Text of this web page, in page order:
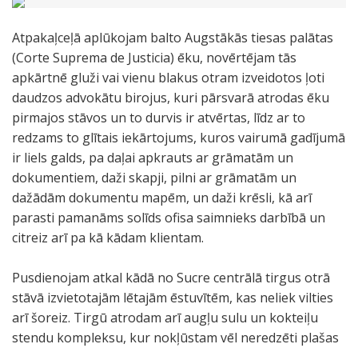
Atpakaļceļā aplūkojam balto Augstākās tiesas palātas
(Corte Suprema de Justicia) ēku, novērtējam tās
apkārtnē gluži vai vienu blakus otram izveidotos ļoti
daudzos advokātu birojus, kuri pārsvarā atrodas ēku
pirmajos stāvos un to durvis ir atvērtas, līdz ar to
redzams to glītais iekārtojums, kuros vairumā gadījumā
ir liels galds, pa daļai apkrauts ar grāmatām un
dokumentiem, daži skapji, pilni ar grāmatām un
dažādām dokumentu mapēm, un daži krēsli, kā arī
parasti pamanāms solīds ofisa saimnieks darbībā un
citreiz arī pa kā kādam klientam.
Pusdienojam atkal kādā no Sucre centrālā tirgus otrā
stāvā izvietotajām lētajām ēstuvītēm, kas neliek vilties
arī šoreiz. Tirgū atrodam arī augļu sulu un kokteiļu
stendu kompleksu, kur nokļūstam vēl neredzēti plašas